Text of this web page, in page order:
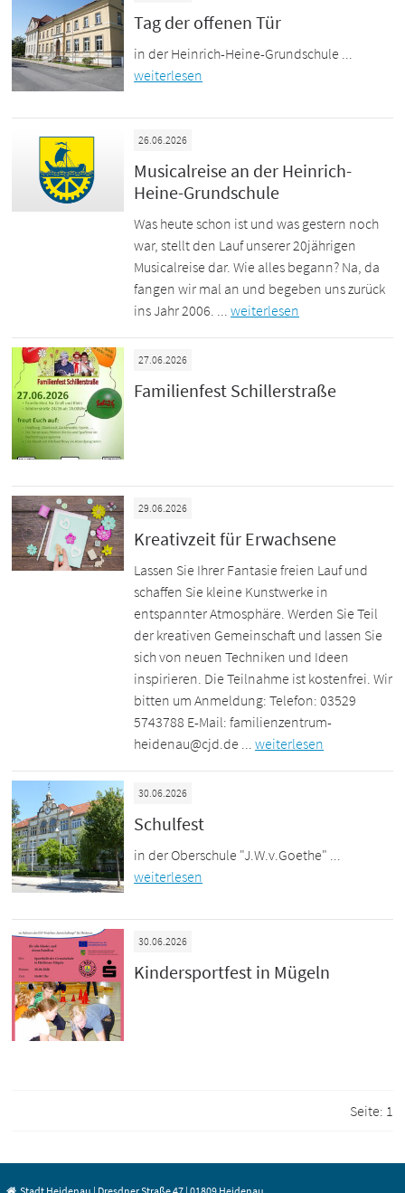
Tag der offenen Tür
in der Heinrich-Heine-Grundschule ...
weiterlesen
26.06.2026
Musicalreise an der Heinrich-
Heine-Grundschule
Was heute schon ist und was gestern noch
war, stellt den Lauf unserer 20jährigen
Musicalreise dar. Wie alles begann? Na, da
fangen wir mal an und begeben uns zurück
ins Jahr 2006. ...weiterlesen
27.06.2026
Familienfest Schillerstraße
29.06.2026
Kreativzeit für Erwachsene
Lassen Sie Ihrer Fantasie freien Lauf und
schaffen Sie kleine Kunstwerke in
entspannter Atmosphäre. Werden Sie Teil
der kreativen Gemeinschaft und lassen Sie
sich von neuen Techniken und Ideen
inspirieren. Die Teilnahme ist kostenfrei. Wir
bitten um Anmeldung: Telefon: 03529
5743788 E-Mail: familienzentrum-
heidenau@cjd.de ...weiterlesen
30.06.2026
Schulfest
in der Oberschule "J.W.v.Goethe" ...
weiterlesen
30.06.2026
Kindersportfest in Mügeln
Seite: 1